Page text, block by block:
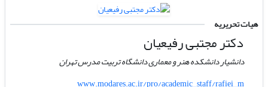
هیات تحریریه
دکتر مجتبی رفیعیان
دانشیار دانشکده هنر و معماری دانشگاه تربیت مدرس تهران
www.modares.ac.ir/pro/academic_staff/rafiei_m